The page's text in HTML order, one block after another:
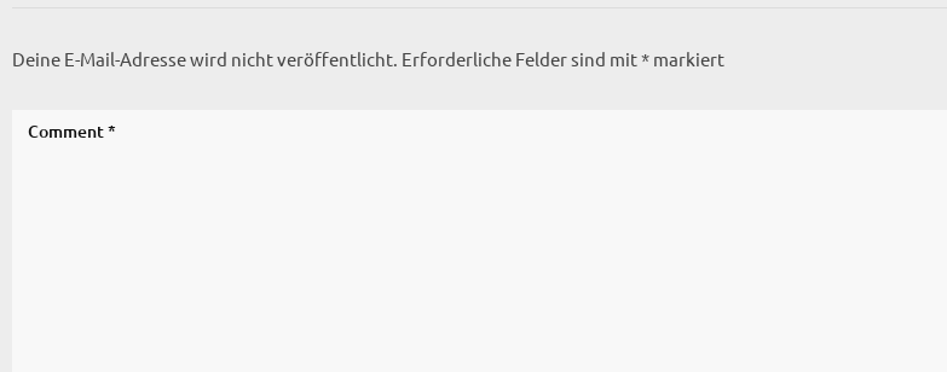
Deine E-Mail-Adresse wird nicht veröffentlicht. Erforderliche Felder sind mit* markiert